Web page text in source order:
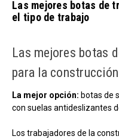
Las mejores botas de
el tipo de trabajo
Las mejores botas
para la
La mejor opción: botas de
con suelas antideslizantes
Los trabajadores de la